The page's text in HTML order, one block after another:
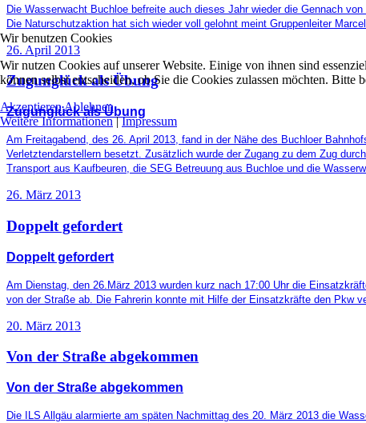
Die Wasserwacht Buchloe befreite auch dieses Jahr wieder die Gennach
Die Naturschutzaktion hat sich wieder voll gelohnt meint Gruppenleiter
26. April 2013
Zugunglück als Übung
Zugunglück als Übung
Am Freitagabend, des 26. April 2013, fand in der Nähe des Buchloer
Verletztendarstellern besetzt. Zusätzlich wurde der Zugang zu dem Zug
Transport aus Kaufbeuren, die SEG Betreuung aus Buchloe und die
26. März 2013
Doppelt gefordert
Doppelt gefordert
Am Dienstag, den 26.März 2013 wurden kurz nach 17:00 Uhr die
von der Straße ab. Die Fahrerin konnte mit Hilfe der Einsatzkräfte den Pkw
20. März 2013
Von der Straße abgekommen
Von der Straße abgekommen
Die ILS Allgäu alarmierte am späten Nachmittag des 20. März 2013 die
Wir benutzen Cookies
Wir nutzen Cookies auf unserer Website. Einige von ihnen sind
können selbst entscheiden, ob Sie die Cookies zulassen möchten.
Akzeptieren Ablehnen
Weitere Informationen|Impressum